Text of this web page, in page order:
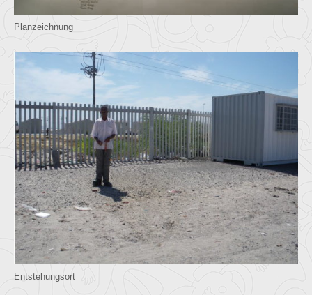
Planzeichnung
Entstehungsort